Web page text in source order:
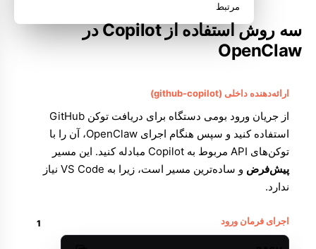
سه روش استفاده از Copilot در
OpenClaw
ارائه‌دهنده داخلی (github-copilot)
از جریان ورود بومی دستگاه برای دریافت توکن GitHub
استفاده کنید و سپس هنگام اجرای OpenClaw، آن را با
توکن‌های API مربوط به Copilot مبادله کنید. این مسیر
پیش‌فرض
و ساده‌ترین مسیر است، زیرا به VS Code نیاز
ندارد.
اجرای فرمان ورود
مرتبط